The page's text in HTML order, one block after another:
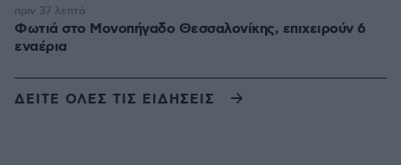
Φωτιά στο Μονοπήγαδο Θεσσαλονίκης, επιχειρούν 6
εναέρια
πριν 37 λεπτά
ΔΕΙΤΕ ΟΛΕΣ ΤΙΣ ΕΙΔΗΣΕΙΣ